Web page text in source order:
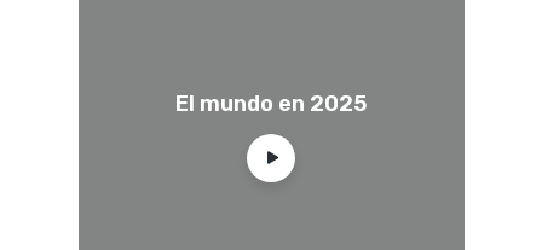
El mundo en 2025